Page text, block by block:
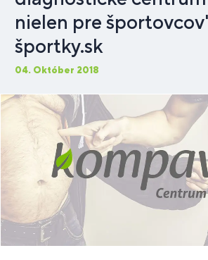
nielen pre
športky.sk
04. Október 2018